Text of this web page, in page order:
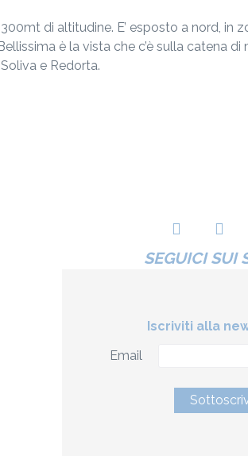
di altitudine. E’ esposto a nord,
è la vista che c’è sulla catena
e Redorta.
SEGUICI SUI
Iscriviti alla
Email